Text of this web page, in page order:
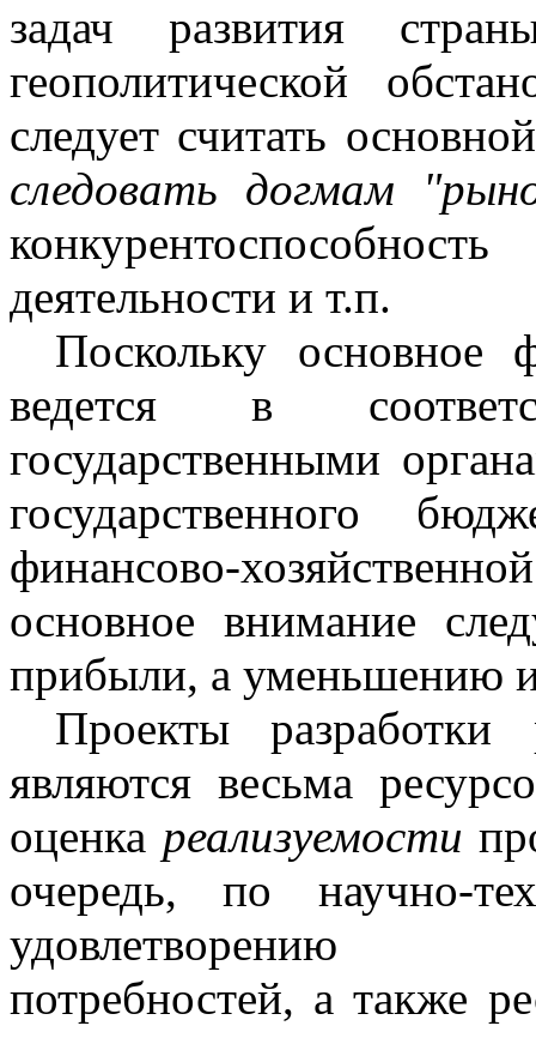
задач развития
геополитической
следует считать
следовать догмам
деятельности и т.п.
Поскольку основное
ведется в
государственными
государственного
финансово-
основное внимание
прибыли, а уменьшению
Проекты разработки
являются весьма
оценка реализуемости
очередь, по научно-
удовлетворению
потребностей, а также